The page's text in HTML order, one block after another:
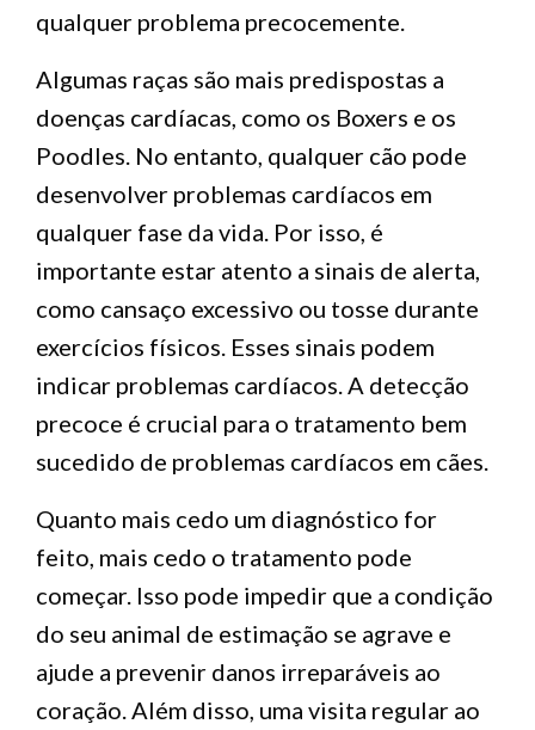
qualquer problema precocemente.
Algumas raças são mais predispostas a
doenças cardíacas, como os Boxers e os
Poodles. No entanto, qualquer cão pode
desenvolver problemas cardíacos em
qualquer fase da vida. Por isso, é
importante estar atento a sinais de alerta,
como cansaço excessivo ou tosse durante
exercícios físicos. Esses sinais podem
indicar problemas cardíacos. A detecção
precoce é crucial para o tratamento bem
sucedido de problemas cardíacos em cães.
Quanto mais cedo um diagnóstico for
feito, mais cedo o tratamento pode
começar. Isso pode impedir que a condição
do seu animal de estimação se agrave e
ajude a prevenir danos irreparáveis ao
coração. Além disso, uma visita regular ao